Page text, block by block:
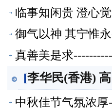
临事知闲贵 澄心
御气以神 其宁惟
真善美是求
[李华民(香港)
中秋佳节气氛浓